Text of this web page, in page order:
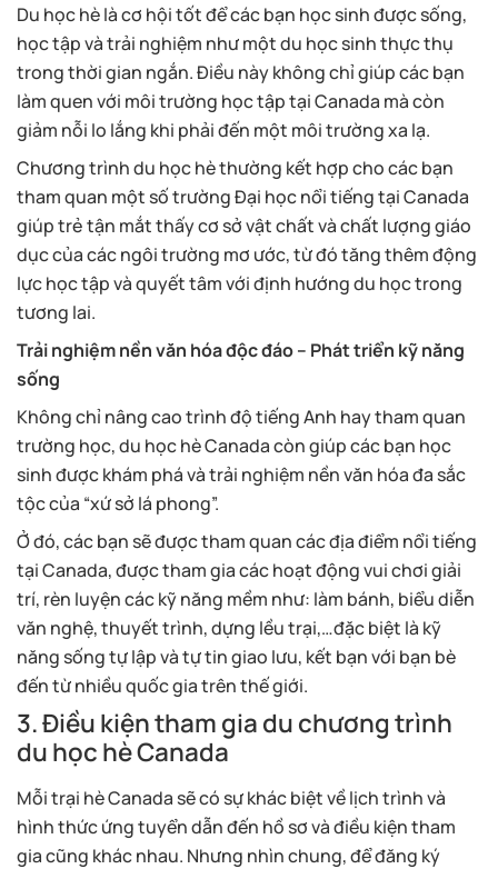
Du học hè là cơ hội tốt để các bạn học sinh được sống,
học tập và trải nghiệm như một du học sinh thực thụ
trong thời gian ngắn. Điều này không chỉ giúp các bạn
làm quen với môi trường học tập tại Canada mà còn
giảm nỗi lo lắng khi phải đến một môi trường xa lạ.
Chương trình du học hè thường kết hợp cho các bạn
tham quan một số trường Đại học nổi tiếng tại Canada
giúp trẻ tận mắt thấy cơ sở vật chất và chất lượng giáo
dục của các ngôi trường mơ ước, từ đó tăng thêm động
lực học tập và quyết tâm với định hướng du học trong
tương lai.
Trải nghiệm nền văn hóa độc đáo – Phát triển kỹ năng
sống
Không chỉ nâng cao trình độ tiếng Anh hay tham quan
trường học, du học hè Canada còn giúp các bạn học
sinh được khám phá và trải nghiệm nền văn hóa đa sắc
tộc của “xứ sở lá phong”.
Ở đó, các bạn sẽ được tham quan các địa điểm nổi tiếng
tại Canada, được tham gia các hoạt động vui chơi giải
trí, rèn luyện các kỹ năng mềm như: làm bánh, biểu diễn
văn nghệ, thuyết trình, dựng lều trại,…đặc biệt là kỹ
năng sống tự lập và tự tin giao lưu, kết bạn với bạn bè
đến từ nhiều quốc gia trên thế giới.
3. Điều kiện tham gia du chương trình
du học hè Canada
Mỗi trại hè Canada sẽ có sự khác biệt về lịch trình và
hình thức ứng tuyển dẫn đến hồ sơ và điều kiện tham
gia cũng khác nhau. Nhưng nhìn chung, để đăng ký